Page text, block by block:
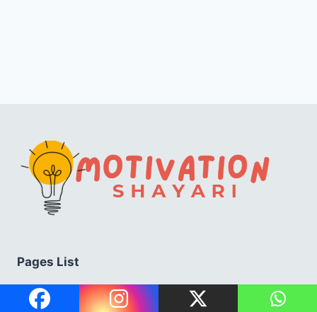
Pages List
About